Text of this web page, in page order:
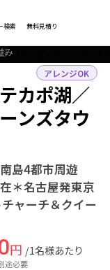
無料見積り
検索
クライストチャーチ・テ
カポ湖／
ンズタウ
島4都市周遊
＊名古屋発東京
ャーチ＆クイー
アレンジOK
円 /1名様あたり
途必要
）
）
み
フォトギャラリー